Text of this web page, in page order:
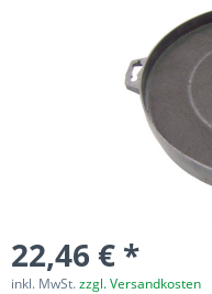
22,46 € *
inkl. MwSt.zzgl. Versandkosten